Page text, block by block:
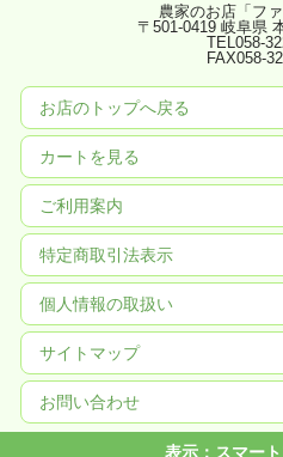
農家のお店「フ
〒501-0419 岐阜県
TEL058-
FAX058-
お店のトップへ戻る
カートを見る
ご利用案内
特定商取引法表示
個人情報の取扱い
サイトマップ
お問い合わせ
表示：スマート